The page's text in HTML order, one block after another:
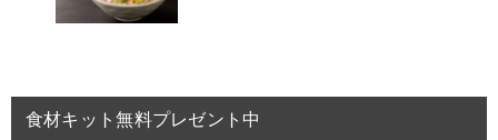
食材キット無料プレゼント中